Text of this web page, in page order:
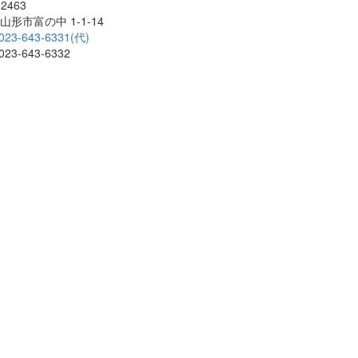
形市富の中 1-1-14
643-6331(代)
643-6332